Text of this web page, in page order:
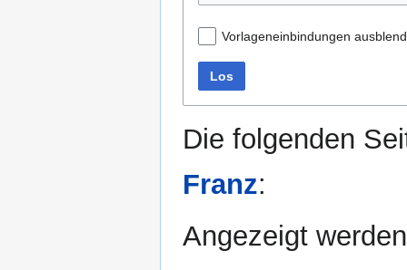
Vorlageneinbindungen
Los
Die folgenden
Franz:
Angezeigt